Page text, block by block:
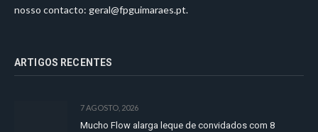
nosso contacto: geral@fpguimaraes.pt.
ARTIGOS RECENTES
7 AGOSTO, 2026
Mucho Flow alarga leque de convidados com 8